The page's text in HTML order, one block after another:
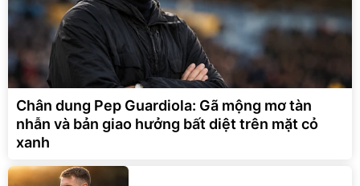
Chân dung Pep Guardiola: Gã mộng mơ tàn
nhẫn và bản giao hưởng bất diệt trên mặt cỏ
xanh